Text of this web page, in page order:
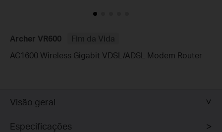
Archer VR600
Fim da Vida
AC1600 Wireless Gigabit VDSL/ADSL Modem Router
Visão geral
Especificações